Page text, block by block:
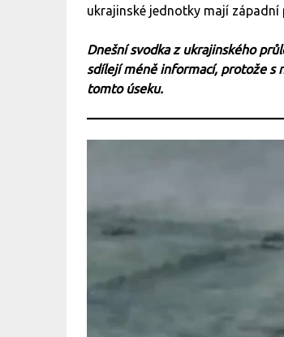
ukrajinské jednotky mají
Dnešní svodka z ukrajinského
sdílejí méně informací, protože s
tomto úseku.